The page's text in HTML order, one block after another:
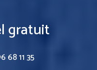
gratuit
68 11 35